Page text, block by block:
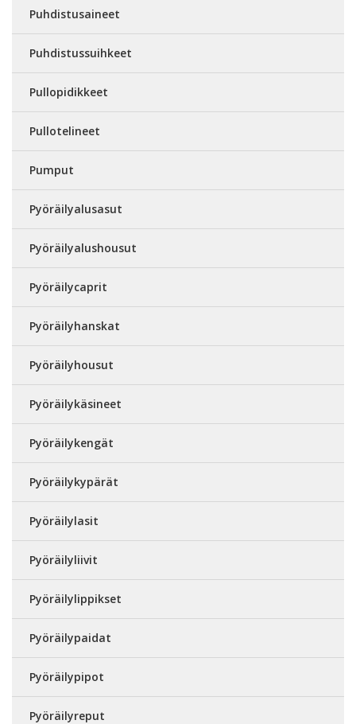
Puhdistusaineet
Puhdistussuihkeet
Pullopidikkeet
Pullotelineet
Pumput
Pyöräilyalusasut
Pyöräilyalushousut
Pyöräilycaprit
Pyöräilyhanskat
Pyöräilyhousut
Pyöräilykäsineet
Pyöräilykengät
Pyöräilykypärät
Pyöräilylasit
Pyöräilyliivit
Pyöräilylippikset
Pyöräilypaidat
Pyöräilypipot
Pyöräilyreput